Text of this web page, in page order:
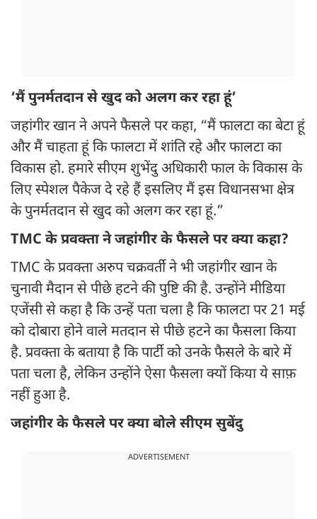
‘मैं पुनर्मतदान से खुद को अलग कर रहा हूं’
जहांगीर खान ने अपने फैसले पर कहा, “मैं फालटा का बेटा हूं
और मैं चाहता हूं कि फालटा में शांति रहे और फालटा का
विकास हो. हमारे सीएम शुभेंदु अधिकारी फाल के विकास के
लिए स्पेशल पैकेज दे रहे हैं इसलिए मैं इस विधानसभा क्षेत्र
के पुनर्मतदान से खुद को अलग कर रहा हूं.”
TMC के प्रवक्ता ने जहांगीर के फैसले पर क्या कहा?
TMC के प्रवक्ता अरुप चक्रवर्ती ने भी जहांगीर खान के
चुनावी मैदान से पीछे हटने की पुष्टि की है. उन्होंने मीडिया
एजेंसी से कहा है कि उन्हें पता चला है कि फालटा पर 21 मई
को दोबारा होने वाले मतदान से पीछे हटने का फैसला किया
है. प्रवक्ता के बताया है कि पार्टी को उनके फैसले के बारे में
पता चला है, लेकिन उन्होंने ऐसा फैसला क्यों किया ये साफ़
नहीं हुआ है.
जहांगीर के फैसले पर क्या बोले सीएम सुबेंदु
ADVERTISEMENT